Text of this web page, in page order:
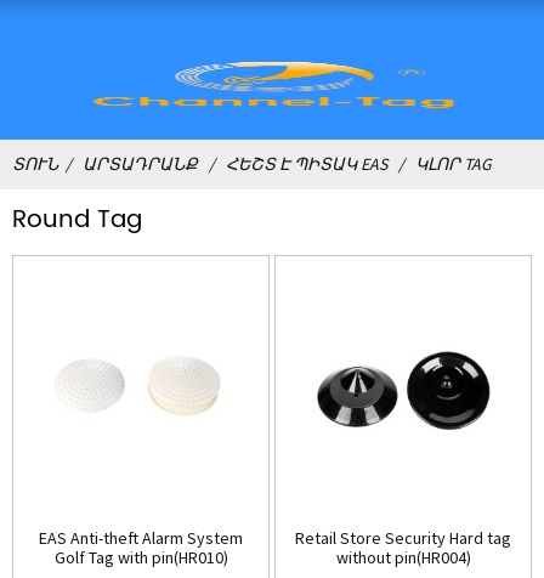
ՏՈՒՆ ԱՐՏԱԴՐԱՆՔ ՀԵՇՏ Է ՊԻՏԱԿ EAS ԿԼՈՐ TAG
Round Tag
EAS Anti-theft Alarm System
Golf Tag with pin(HR010)
Retail Store Security Hard tag
without pin(HR004)